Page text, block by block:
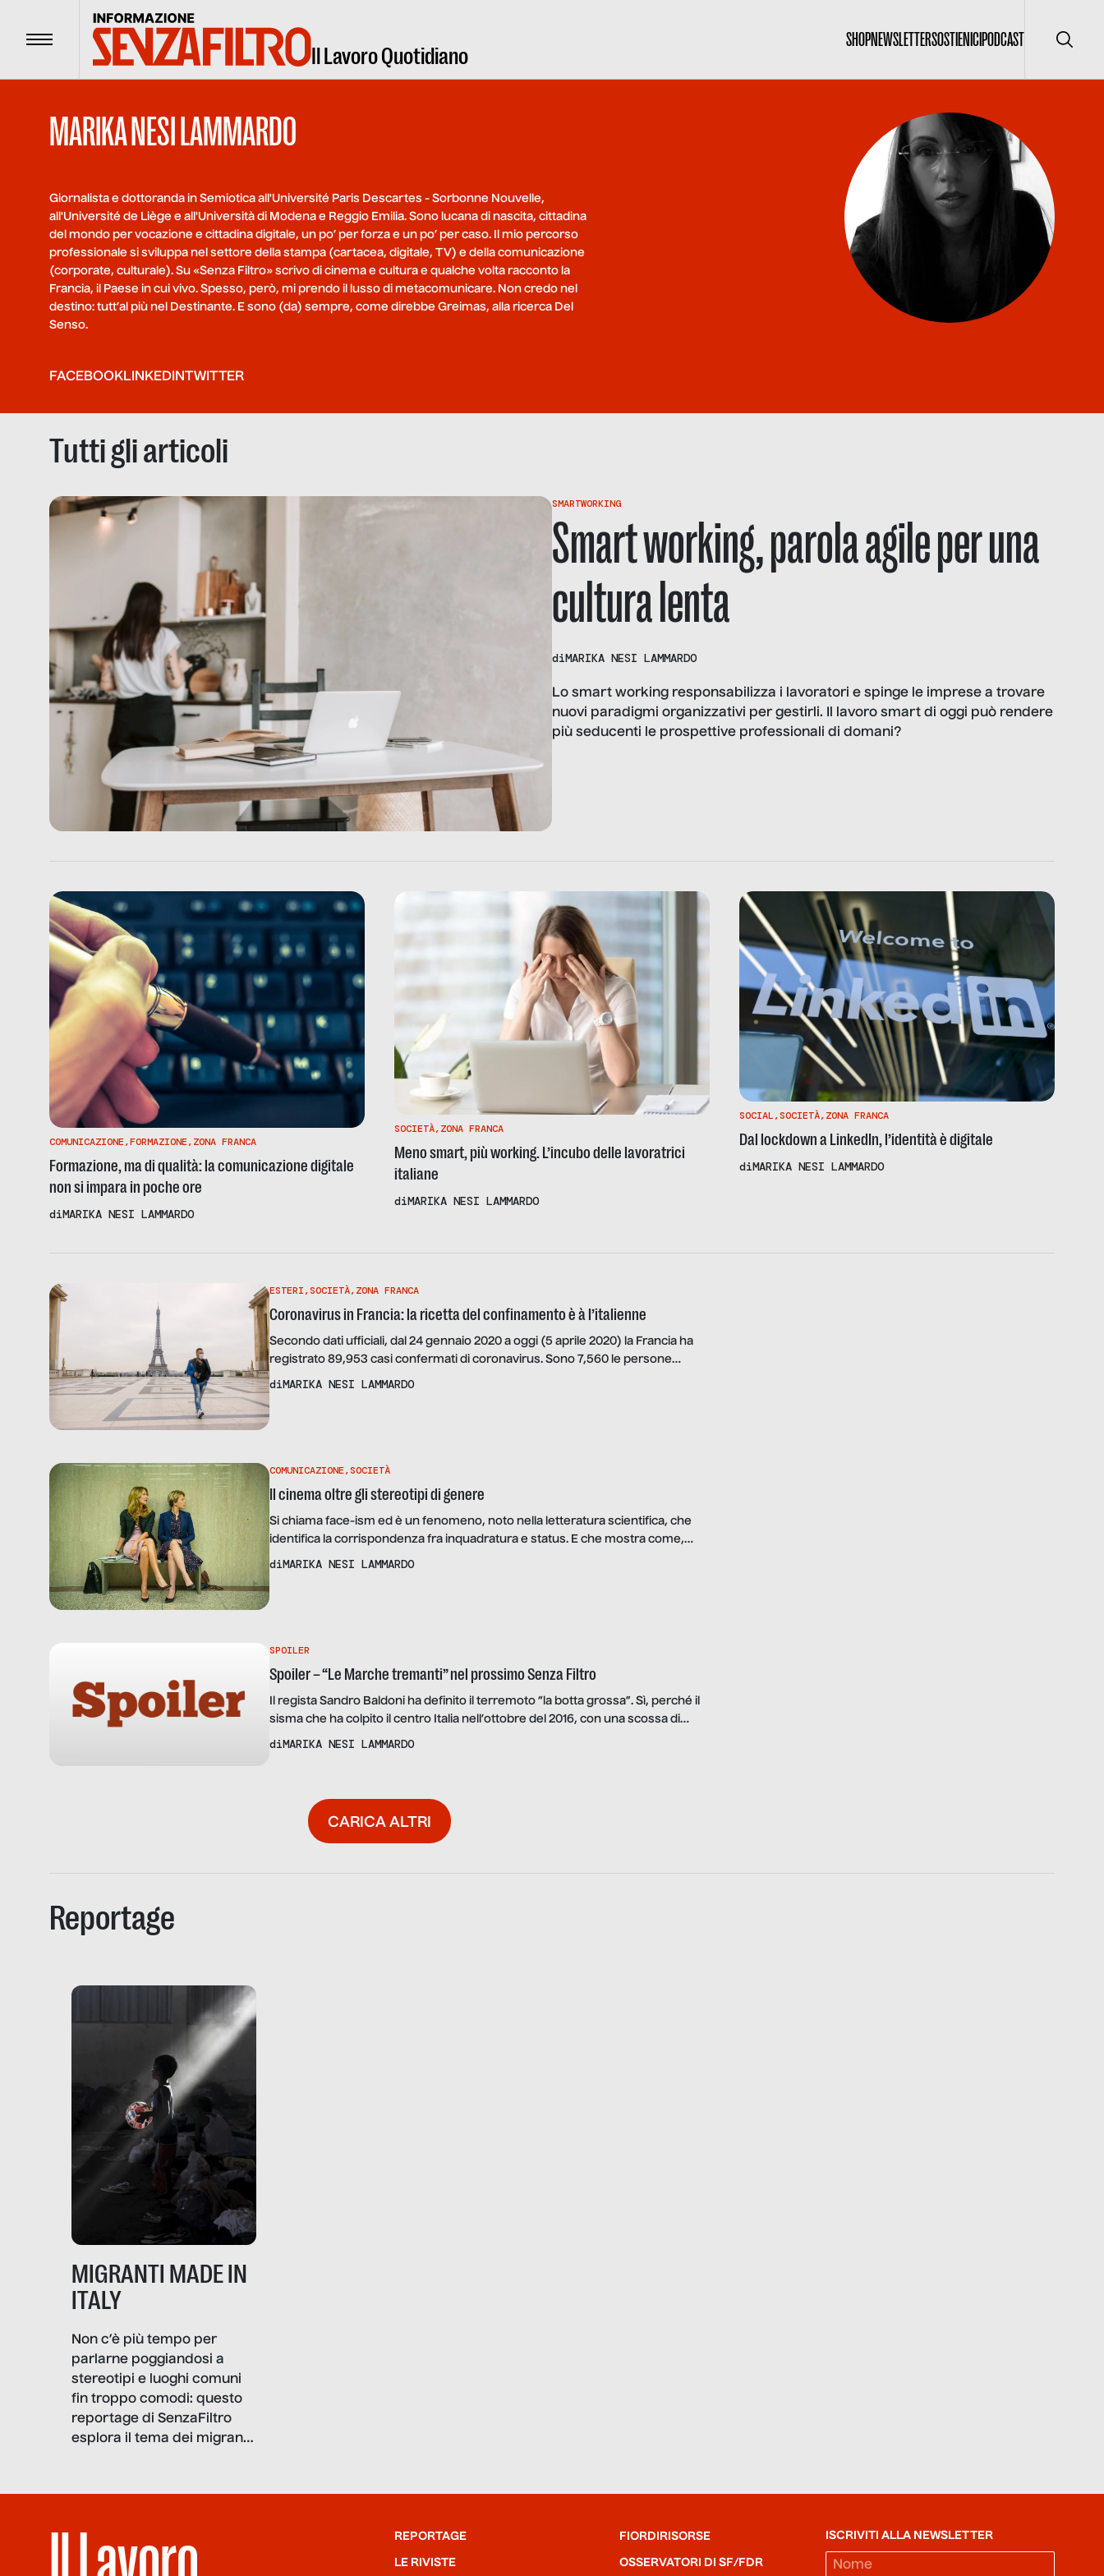
Menu Il Lavoro Quotidiano
SHOPNEWSLETTERSOSTIENICIPODCAST Cerca
MARIKA NESI LAMMARDO
Giornalista e dottoranda in Semiotica all'Université Paris Descartes - Sorbonne Nouvelle,
all'Université de Liège e all'Università di Modena e Reggio Emilia. Sono lucana di nascita, cittadina
del mondo per vocazione e cittadina digitale, un po’ per forza e un po’ per caso. Il mio percorso
professionale si sviluppa nel settore della stampa (cartacea, digitale, TV) e della comunicazione
(corporate, culturale). Su «Senza Filtro» scrivo di cinema e cultura e qualche volta racconto la
Francia, il Paese in cui vivo. Spesso, però, mi prendo il lusso di metacomunicare. Non credo nel
destino: tutt’al più nel Destinante. E sono (da) sempre, come direbbe Greimas, alla ricerca Del
Senso.
FACEBOOKLINKEDINTWITTER
Tutti gli articoli
SMARTWORKING
Smart working, parola agile per una
cultura lenta
diMARIKA NESI LAMMARDO
Lo smart working responsabilizza i lavoratori e spinge le imprese a trovare
nuovi paradigmi organizzativi per gestirli. Il lavoro smart di oggi può rendere
più seducenti le prospettive professionali di domani?
COMUNICAZIONE,FORMAZIONE,ZONA FRANCA
Formazione, ma di qualità: la comunicazione digitale
non si impara in poche ore
diMARIKA NESI LAMMARDO
SOCIETÀ,ZONA FRANCA
Meno smart, più working. L’incubo delle lavoratrici
italiane
diMARIKA NESI LAMMARDO
SOCIAL,SOCIETÀ,ZONA FRANCA
Dal lockdown a LinkedIn, l’identità è digitale
diMARIKA NESI LAMMARDO
ESTERI,SOCIETÀ,ZONA FRANCA
Coronavirus in Francia: la ricetta del confinamento è à l’italienne
Secondo dati ufficiali, dal 24 gennaio 2020 a oggi (5 aprile 2020) la Francia ha
registrato 89,953 casi confermati di coronavirus. Sono 7,560 le persone
decedute dall’inizio dell’epidemia, 15,438 i ricoverati e 6,838 i casi gravi. «Siamo
in guerra», ha dichiarato il Presidente della Repubblica francese Emmanuel
Macron lo scorso 16 marzo, in occasione di […]
diMARIKA NESI LAMMARDO
COMUNICAZIONE,SOCIETÀ
Il cinema oltre gli stereotipi di genere
Si chiama face-ism ed è un fenomeno, noto nella letteratura scientifica, che
identifica la corrispondenza fra inquadratura e status. E che mostra come,
nelle rappresentazioni visive, i target caratterizzati da maggiore status e
prominenza facciale; mentre i target definiti da basso status sono
diMARIKA NESI LAMMARDO
SPOILER
Spoiler – “Le Marche tremanti” nel prossimo Senza Filtro
Il regista Sandro Baldoni ha definito il terremoto “la botta grossa”. Sì, perché il
sisma che ha colpito il centro Italia nell’ottobre del 2016, con una scossa di
diMARIKA NESI LAMMARDO
CARICA ALTRI
Reportage
MIGRANTI MADE IN
ITALY
Non c’è più tempo per
parlarne poggiandosi a
stereotipi e luoghi comuni
fin troppo comodi: questo
reportage di SenzaFiltro
esplora il tema dei migranti
compreso quello degli
ripensano.
REPORTAGE
LE RIVISTE
FIORDIRISORSE
OSSERVATORI DI SF/FDR
ISCRIVITI ALLA NEWSLETTER